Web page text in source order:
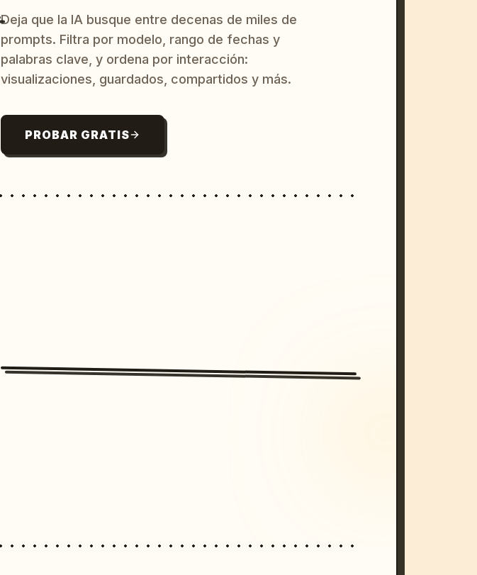
Deja que la IA busque entre decenas de miles de
prompts. Filtra por modelo, rango de fechas y
palabras clave, y ordena por interacción:
visualizaciones, guardados, compartidos y más.
PROBAR GRATIS